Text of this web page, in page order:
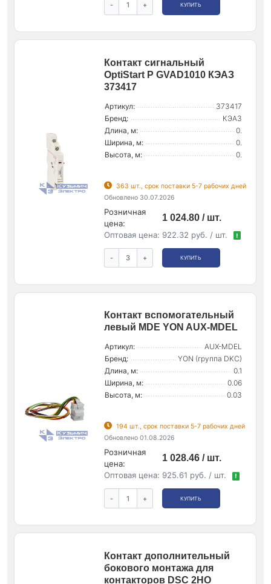
- + КУПИТЬ
Контакт сигнальный
OptiStart P GVAD1010 КЭАЗ
373417
Артикул:
373417
Бренд:
КЭАЗ
Длина, м:
0.
Ширина, м:
0.
Высота, м:
0.
363 шт., срок поставки 5-7 рабочих дней
Обновлено 30.07.2026
Розничная
цена:
1 024.80 / шт.
Оптовая цена: 922.32 руб. / шт. !
- + КУПИТЬ
Контакт вспомогательный
левый MDE YON AUX-MDEL
Артикул:
AUX-MDEL
Бренд:
YON (группа DKC)
Длина, м:
0.1
Ширина, м:
0.06
Высота, м:
0.03
194 шт., срок поставки 5-7 рабочих дней
Обновлено 01.08.2026
Розничная
цена:
1 028.46 / шт.
Оптовая цена: 925.61 руб. / шт. !
- + КУПИТЬ
Контакт дополнительный
бокового монтажа для
контакторов DSC 2НО